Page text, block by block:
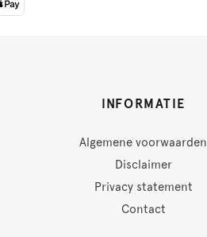
INFORMATIE
Algemene voorwaarden
Disclaimer
Privacy statement
Contact